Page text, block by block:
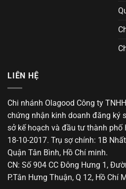
LIÊN HỆ
Chi nhánh Olagood Công ty
chứng nhận kinh doanh đăng ký
sở kế hoạch và đầu tư thành phố
18-10-2017. Trụ sợ chính: 1B
Quận Tân Bình, Hồ Chí minh.
CN: Số 904 CC Đông Hưng 1,
P.Tân Hưng Thuận, Q 12, Hồ Chí